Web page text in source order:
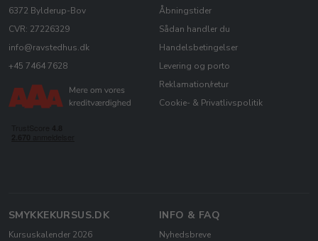
6372 Bylderup-Bov
CVR: 27226329
info@ravstedhus.dk
+45 7464 7628
Åbningstider
Sådan handler du
Handelsbetingelser
Levering og porto
Reklamation/retur
Cookie- & Privatlivspolitik
SMYKKEKURSUS.DK
Kursuskalender 2026
INFO & FAQ
Nyhedsbreve